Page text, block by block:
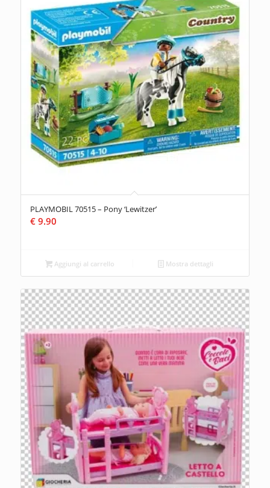
PLAYMOBIL 70515 – Pony ‘Lewitzer’
€9.90
Aggiungi al carrello Mostra dettagli